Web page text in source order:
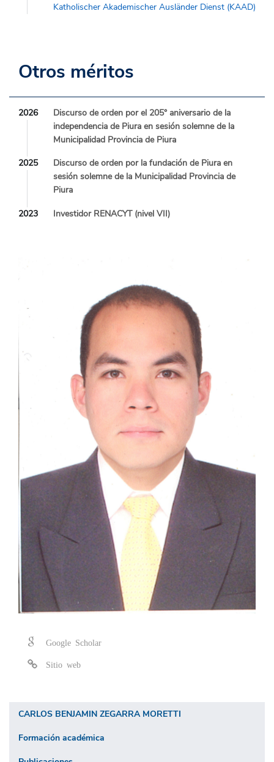
Katholischer Akademischer Ausländer Dienst (KAAD)
Otros méritos
2026
Discurso de orden por el 205° aniversario de la
independencia de Piura en sesión solemne de la
Municipalidad Provincia de Piura
2025
Discurso de orden por la fundación de Piura en
sesión solemne de la Municipalidad Provincia de
Piura
2023 Investidor RENACYT (nivel VII)
Google Scholar
Sitio web
CARLOS BENJAMIN ZEGARRA MORETTI
Formación académica